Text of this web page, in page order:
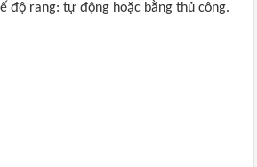
độ rang: tự động hoặc bằng thủ công.